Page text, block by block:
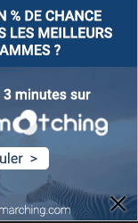
acceptez
boutons de
des
de